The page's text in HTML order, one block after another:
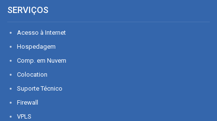
SERVIÇOS
Acesso à Internet
Hospedagem
Comp. em Nuvem
Colocation
Suporte Técnico
Firewall
VPLS